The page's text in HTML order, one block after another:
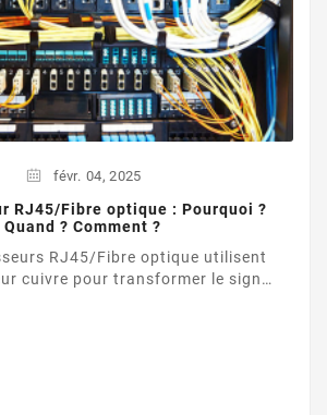
févr. 04, 2025
RJ45/Fibre optique : Pourquoi ?
Quand ? Comment ?
RJ45/Fibre optique utilisent
cuivre pour transformer le signal